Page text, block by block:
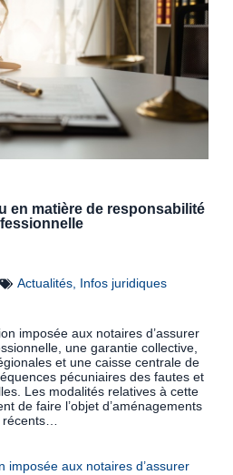
en matière de responsabilité
Actualités, Infos juridiques
imposée aux notaires d’assurer
une garantie collective,
et une caisse centrale de
pécuniaires des fautes et
Les modalités relatives à cette
de faire l’objet d’aménagements
récents…
imposée aux notaires d’assurer